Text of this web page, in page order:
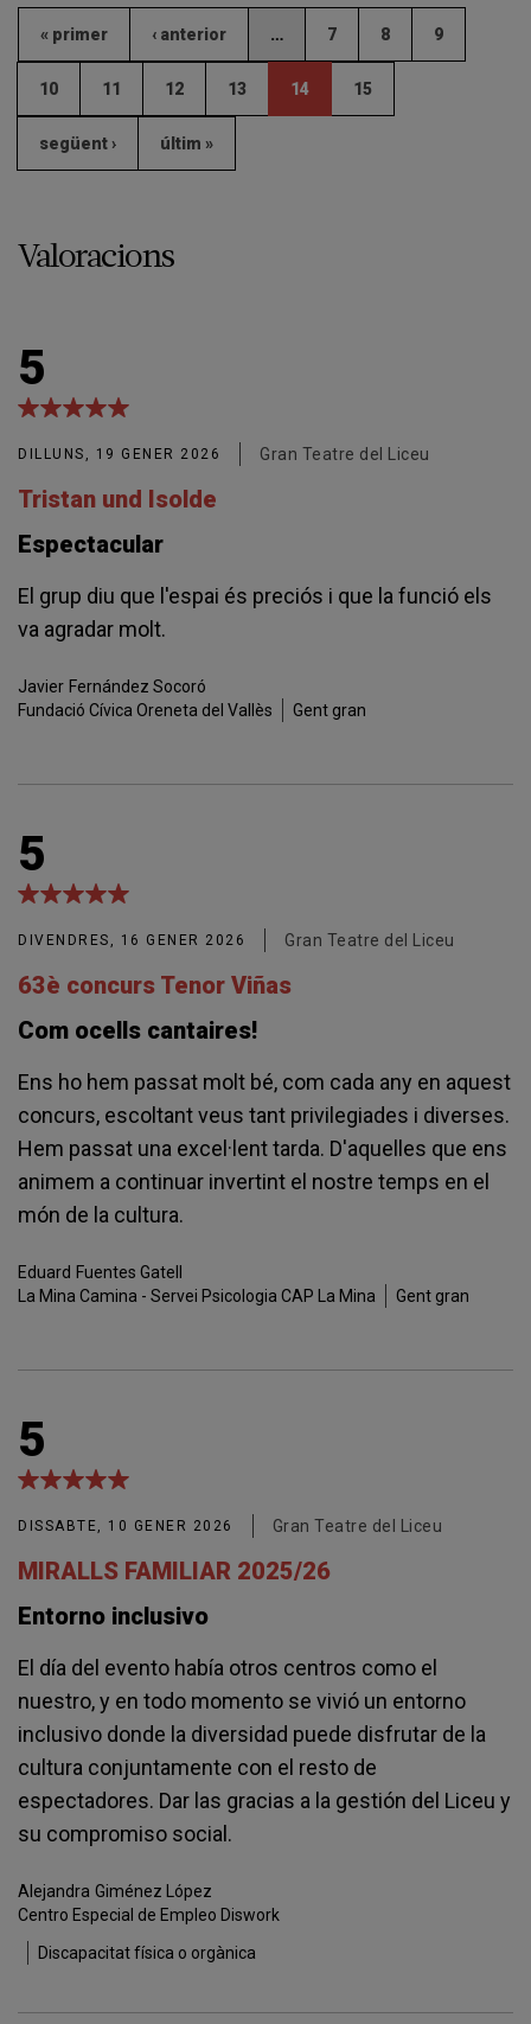
« primer ‹ anterior … 7 8 9
10 11 12 13 14 15
següent › últim »
Valoracions
5
DILLUNS, 19 GENER 2026 Gran Teatre del Liceu
Tristan und Isolde
Espectacular
El grup diu que l'espai és preciós i que la funció els
va agradar molt.
Javier Fernández Socoró
Fundació Cívica Oreneta del Vallès
Gent gran
5
DIVENDRES, 16 GENER 2026 Gran Teatre del Liceu
63è concurs Tenor Viñas
Com ocells cantaires!
Ens ho hem passat molt bé, com cada any en aquest
concurs, escoltant veus tant privilegiades i diverses.
Hem passat una excel·lent tarda. D'aquelles que ens
animem a continuar invertint el nostre temps en el
món de la cultura.
Eduard Fuentes Gatell
La Mina Camina - Servei Psicologia CAP La Mina
Gent gran
5
DISSABTE, 10 GENER 2026 Gran Teatre del Liceu
MIRALLS FAMILIAR 2025/26
Entorno inclusivo
El día del evento había otros centros como el
nuestro, y en todo momento se vivió un entorno
inclusivo donde la diversidad puede disfrutar de la
cultura conjuntamente con el resto de
espectadores. Dar las gracias a la gestión del Liceu y
su compromiso social.
Alejandra Giménez López
Centro Especial de Empleo Diswork
Discapacitat física o orgànica